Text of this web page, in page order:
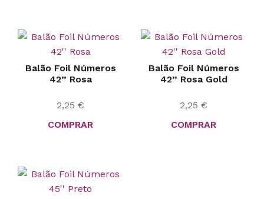
Balão Foil Números
42” Rosa
2,25 €
COMPRAR
Balão Foil Números
42” Rosa Gold
2,25 €
COMPRAR